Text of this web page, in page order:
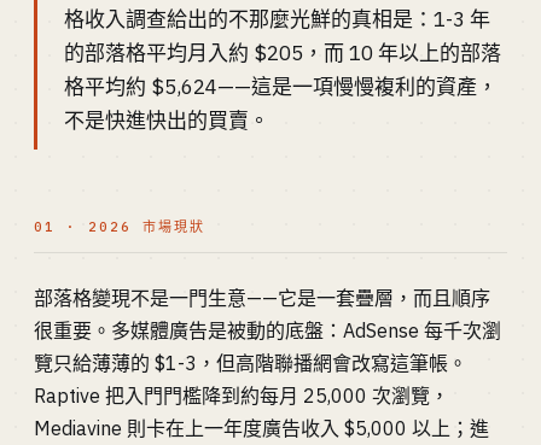
格收入調查給出的不那麼光鮮的真相是：1-3 年
的部落格平均月入約 $205，而 10 年以上的部落
格平均約 $5,624——這是一項慢慢複利的資產，
不是快進快出的買賣。
01 · 2026 市場現狀
部落格變現不是一門生意——它是一套疊層，而且順序
很重要。多媒體廣告是被動的底盤：AdSense 每千次瀏
覽只給薄薄的 $1-3，但高階聯播網會改寫這筆帳。
Raptive 把入門門檻降到約每月 25,000 次瀏覽，
Mediavine 則卡在上一年度廣告收入 $5,000 以上；進